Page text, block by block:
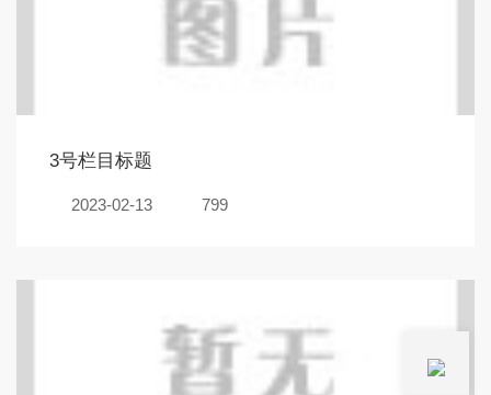
3号栏目标题
2023-02-13 799